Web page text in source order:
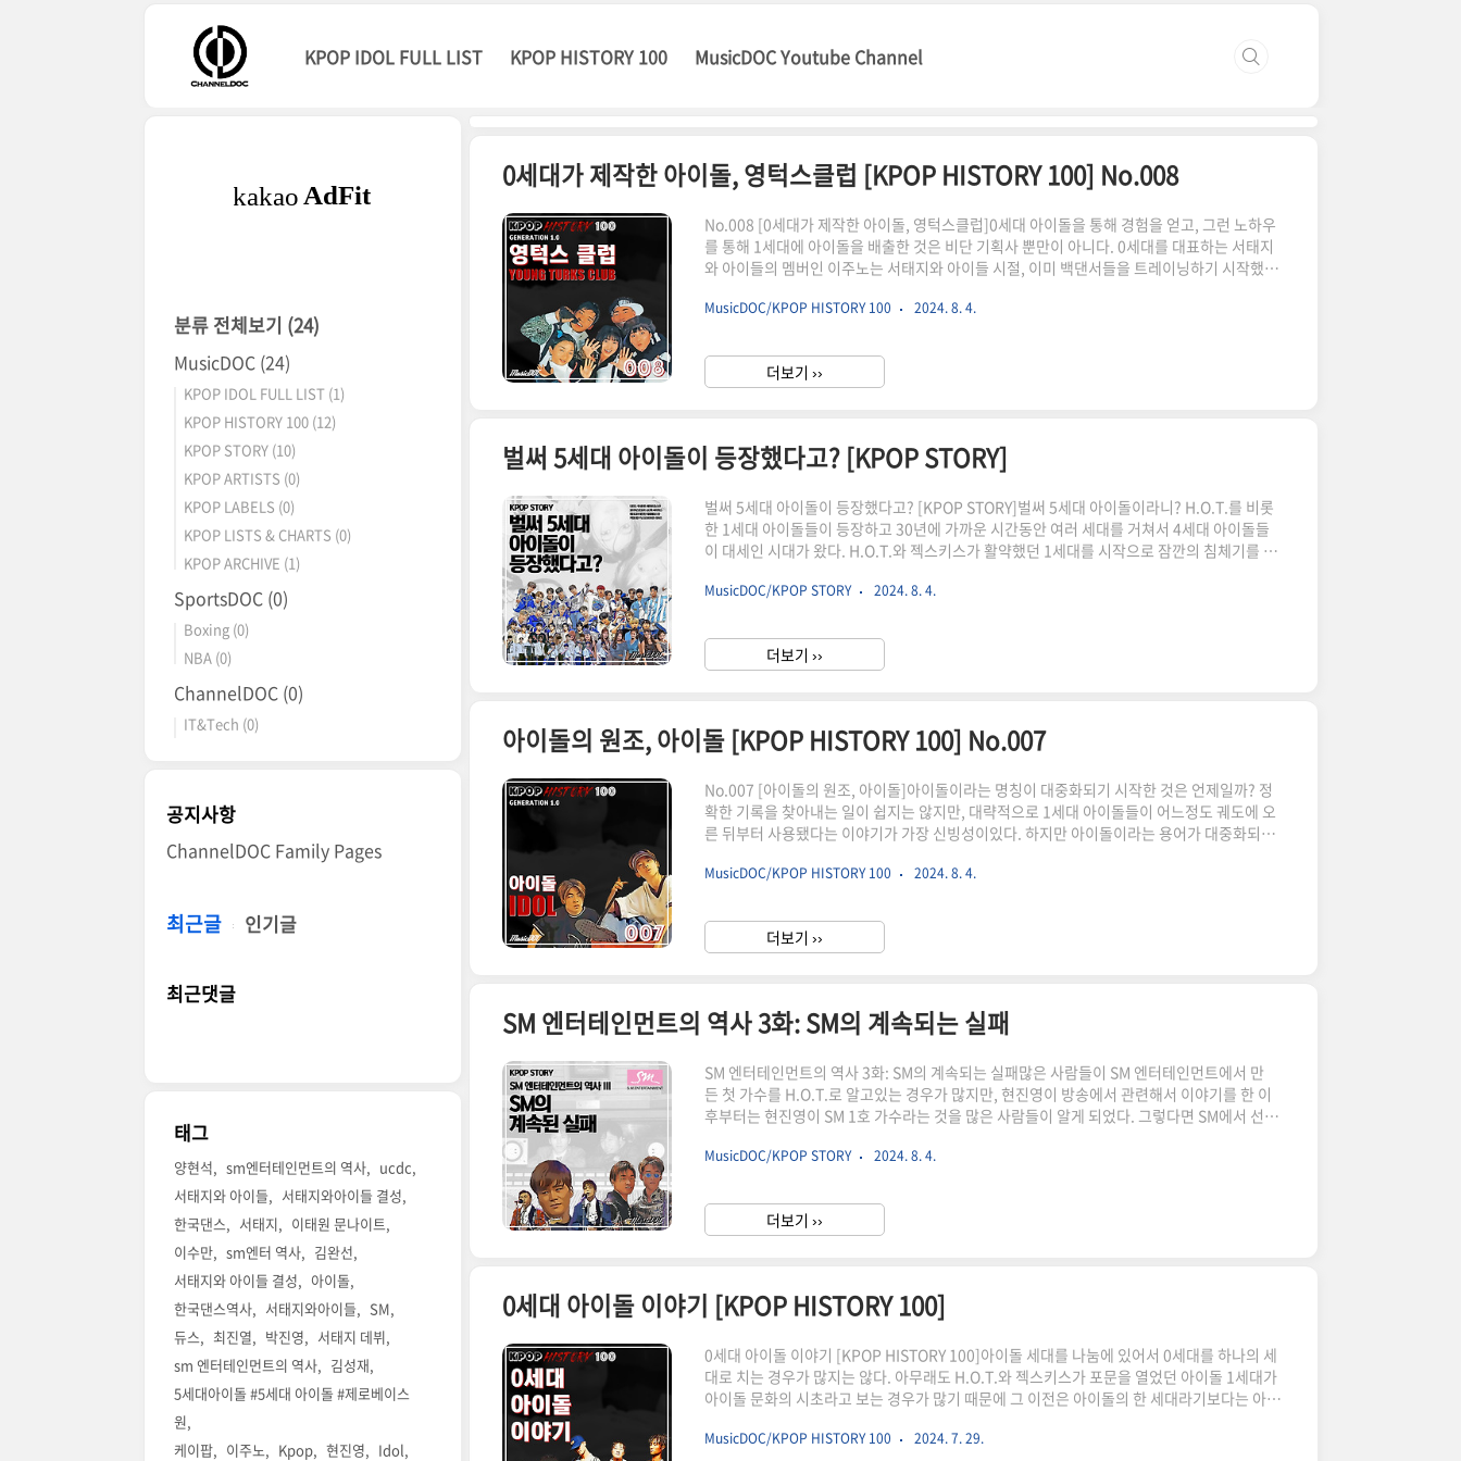
KPOP IDOL FULL LIST KPOP HISTORY 100 MusicDOC Youtube Channel
0세대가 제작한 아이돌, 영턱스클럽 [KPOP HISTORY 100] No.008
No.008 [0세대가 제작한 아이돌, 영턱스클럽]0세대 아이돌을 통해 경험을 얻고, 그런 노하우
를 통해 1세대에 아이돌을 배출한 것은 비단 기획사 뿐만이 아니다. 0세대를 대표하는 서태지
와 아이들의 멤버인 이주노는 서태지와 아이들 시절, 이미 백댄서들을 트레이닝하기 시작했
컬인 임성은을 제외하고는 모두 서태지와 아이들의 백댄서로 활동을 시작했고, 뒤늦게 합류
의 동작 중 하나인 나이키를 소화할 수 있을 정도의 춤실력을 갖고 데뷔를 했다. 데뷔 초반에
는 SM의 H.O.T.를 누르고 음악방송 1위를 차지할만큼 엄청난 포텐셜을 보..
MusicDOC/KPOP HISTORY 100 2024. 8. 4.
더보기 ››
벌써 5세대 아이돌이 등장했다고? [KPOP STORY]
벌써 5세대 아이돌이 등장했다고? [KPOP STORY]벌써 5세대 아이돌이라니? H.O.T.를 비롯
한 1세대 아이돌들이 등장하고 30년에 가까운 시간동안 여러 세대를 거쳐서 4세대 아이돌들
이 대세인 시대가 왔다. H.O.T.와 젝스키스가 활약했던 1세대를 시작으로 잠깐의 침체기를 겪
게 시대를 나누어줬고, 대중문화예술인 표준거래계약서 기준으로 아이돌의 계약기간이 7년으
게 자연스럽게 3세대와 4세대로 세대 구분이 된 아이돌들이 등장했고, 현재 뉴진스, 아이브, 르
세라핌, 에스파 등등이 4세대 아이돌로써 한국의 가요계를 이끌고 있..
MusicDOC/KPOP STORY 2024. 8. 4.
더보기 ››
아이돌의 원조, 아이돌 [KPOP HISTORY 100] No.007
No.007 [아이돌의 원조, 아이돌]아이돌이라는 명칭이 대중화되기 시작한 것은 언제일까? 정
확한 기록을 찾아내는 일이 쉽지는 않지만, 대략적으로 1세대 아이돌들이 어느정도 궤도에 오
른 뒤부터 사용됐다는 이야기가 가장 신빙성이있다. 하지만 아이돌이라는 용어가 대중화되기
성 듀오, 아이돌이다. 아이돌은 두 교포 소년들로 이루어진 그룹으로, 짧은 연습기간 뒤에 중학
고 금새 다른 그룹들에 밀려 사라졌지만, 1년 뒤에 대성 기획에서 배출하게 되는 다른 아이돌의
탄생에 큰 영향을 끼친 기념비적인 그룹이다.[KPOP HISTORY 100] ..
MusicDOC/KPOP HISTORY 100 2024. 8. 4.
더보기 ››
SM 엔터테인먼트의 역사 3화: SM의 계속되는 실패
SM 엔터테인먼트의 역사 3화: SM의 계속되는 실패많은 사람들이 SM 엔터테인먼트에서 만
든 첫 가수를 H.O.T.로 알고있는 경우가 많지만, 현진영이 방송에서 관련해서 이야기를 한 이
후부터는 현진영이 SM 1호 가수라는 것을 많은 사람들이 알게 되었다. 그렇다면 SM에서 선보
에는 꽤나 많은 가수들이 데뷔를 하고 사라지거나 SM을 떠나 가수 생활을 이어갔다. 후에 SM
고 야심차게 내놨지만 성공하지 못한 메이저와 J&J까지. SM이 H.O.T.로 성공하게 되는 1996
년까지 SM은 많은 가수들을 배출했지만 크게 성공하지 못..
MusicDOC/KPOP STORY 2024. 8. 4.
더보기 ››
0세대 아이돌 이야기 [KPOP HISTORY 100]
0세대 아이돌 이야기 [KPOP HISTORY 100]아이돌 세대를 나눔에 있어서 0세대를 하나의 세
대로 치는 경우가 많지는 않다. 아무래도 H.O.T.와 젝스키스가 포문을 열었던 아이돌 1세대가
아이돌 문화의 시초라고 보는 경우가 많기 때문에 그 이전은 아이돌의 한 세대라기보다는 아이
0세대가 직접적으로나 간접적으로 많은 영향을 끼친 것은 사실이기 때문에 그들 역시 아이돌
MusicDOC/KPOP HISTORY 100 2024. 7. 29.
분류 전체보기 (24)
MusicDOC (24)
KPOP IDOL FULL LIST (1)
KPOP HISTORY 100 (12)
KPOP STORY (10)
KPOP ARTISTS (0)
KPOP LABELS (0)
KPOP LISTS & CHARTS (0)
KPOP ARCHIVE (1)
SportsDOC (0)
Boxing (0)
NBA (0)
ChannelDOC (0)
IT&Tech (0)
공지사항
ChannelDOC Family Pages
최근글 인기글
최근댓글
태그
양현석 sm엔터테인먼트의 역사
ucdc
서태지와 아이들
서태지와아이들 결성
한국댄스
서태지
이태원 문나이트
이수만
sm엔터 역사
김완선
서태지와 아이들 결성
아이돌
한국댄스역사
서태지와아이들
SM
듀스
최진열 박진영
서태지 데뷔
sm 엔터테인먼트의 역사
김성재
5세대아이돌 #5세대 아이돌 #제로베이스
원
케이팝
이주노 Kpop 현진영
Idol